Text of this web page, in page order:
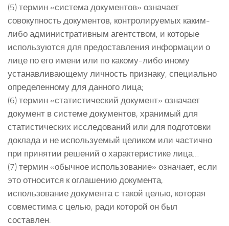
(5) термин «система документов» означает
совокупность документов, контролируемых каким-
либо административным агентством, и которые
используются для предоставления информации о
лице по его имени или по какому-либо иному
устанавливающему личность признаку, специально
определенному для данного лица;
(6) термин «статистический документ» означает
документ в системе документов, хранимый для
статистических исследований или для подготовки
доклада и не используемый целиком или частично
при принятии решений о характеристике лица…
(7) термин «обычное использование» означает, если
это относится к оглашению документа,
использование документа с такой целью, которая
совместима с целью, ради которой он был
составлен.